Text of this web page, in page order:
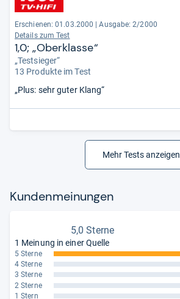
Erschienen: 01.03.2000
Ausgabe: 2/2000
Details zum Test
1,0; „Oberklasse“
„Testsieger“
13 Produkte im Test
„Plus: sehr guter Klang“
Mehr Tests anzeigen
Kun­den­mei­nun­gen
5,0 Sterne
1 Meinung in einer Quelle
5 Sterne
4 Sterne
3 Sterne
2 Sterne
1 Stern